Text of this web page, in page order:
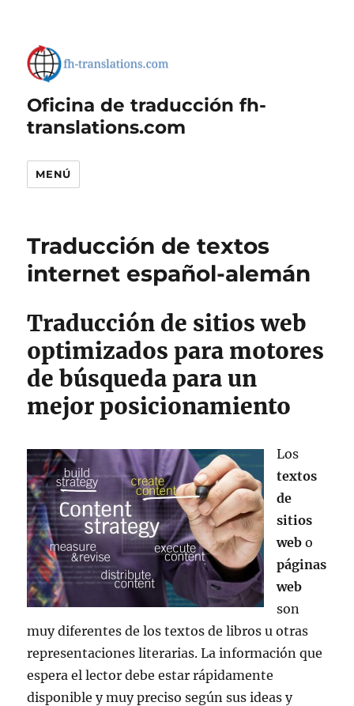
Oficina de traducción fh-
translations.com
MENÚ
Traducción de textos
internet español-alemán
Traducción de sitios web
optimizados para motores
de búsqueda para un
mejor posicionamiento
Los
textos
de
sitios
web o
páginas
web
son
muy diferentes de los textos de libros u otras
representaciones literarias. La información que
espera el lector debe estar rápidamente
disponible y muy preciso según sus ideas y